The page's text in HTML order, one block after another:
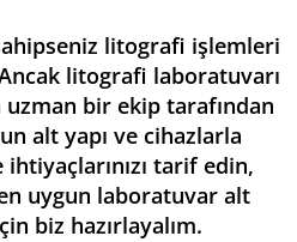
litografi işlemleri
litografi laboratuvarı
uzman bir ekip tarafından
alt yapı ve cihazlarla
ihtiyaçlarınızı tarif edin,
uygun laboratuvar alt
biz hazırlayalım.